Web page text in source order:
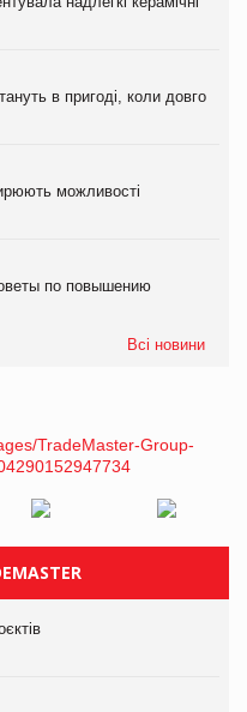
в пригоді, коли довго
можливості
по повышению
Всі новини